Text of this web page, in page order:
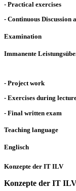
- Practical exercises
- Continuous Discussion
Examination
Immanente
- Project work
- Exercises during
- Final written exam
Teaching language
Englisch
Konzepte der IT ILV
Konzepte der IT